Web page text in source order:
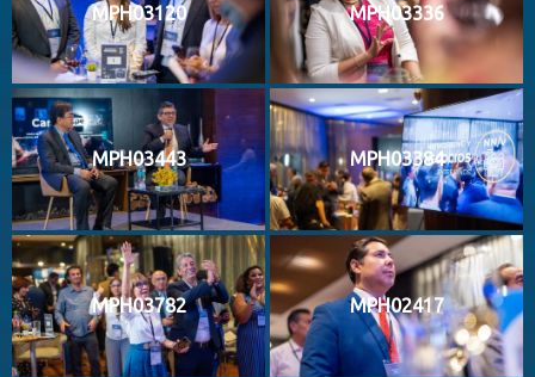
MPH03120 MPH03336
MPH03443 MPH03384
MPH03782 MPH02417